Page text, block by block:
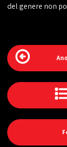
del genere non